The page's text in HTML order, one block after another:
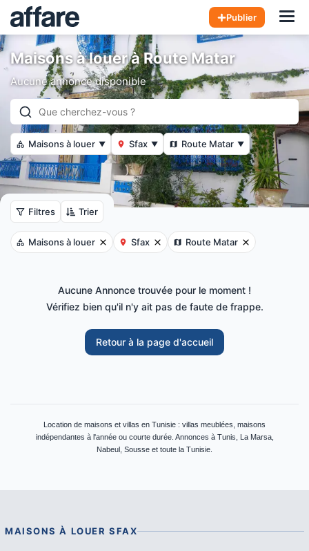
Publier
Maisons à louer à Route Matar
Aucune annonce disponible
Maisons à louer ▼ Sfax ▼ Route Matar ▼
Filtres Trier
Maisons à louer Sfax Route Matar
Aucune Annonce trouvée pour le moment !
Vérifiez bien qu'il n'y ait pas de faute de frappe.
Retour à la page d'accueil
Location de maisons et villas en Tunisie : villas meublées, maisons
indépendantes à l'année ou courte durée. Annonces à Tunis, La Marsa,
Nabeul, Sousse et toute la Tunisie.
MAISONS À LOUER SFAX